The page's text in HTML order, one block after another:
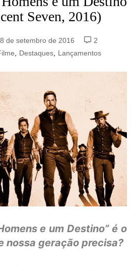
Seven, 2016)
de setembro de 2016
2
, Destaques, Lançamentos
e um Destino” é o
nossa geração precisa?